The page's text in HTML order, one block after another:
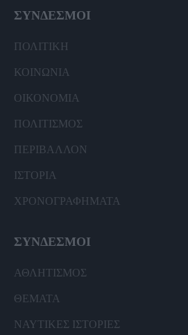
ΣΥΝΔΕΣΜΟΙ
ΠΟΛΙΤΙΚΗ
ΚΟΙΝΩΝΙΑ
ΟΙΚΟΝΟΜΙΑ
ΠΟΛΙΤΙΣΜΟΣ
ΠΕΡΙΒΑΛΛΟΝ
ΙΣΤΟΡΙΑ
ΧΡΟΝΟΓΡΑΦΗΜΑΤΑ
ΣΥΝΔΕΣΜΟΙ
ΑΘΛΗΤΙΣΜΟΣ
ΘΕΜΑΤΑ
ΝΑΥΤΙΚΕΣ ΙΣΤΟΡΙΕΣ